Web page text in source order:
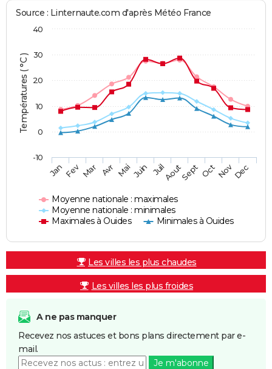
Températures ( °C )
Source : Linternaute.com d'après Météo France
Moyenne nationale : maximales
Moyenne nationale : minimales
Maximales à Ouides
Minimales à Ouides
JanFev Mar Avr MaiJuin JuilAoutSept OctNovDec
-10
0
10
20
30
40
Les villes les plus chaudes
Les villes les plus froides
A ne pas manquer
Recevez nos astuces et bons plans directement par e-
mail.
Je m'abonne